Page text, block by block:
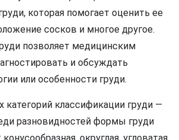
которая помогает оценить ее
сосков и многое другое.
позволяет медицинским
и обсуждать
или особенности груди.
категорий классификации груди —
разновидностей формы груди